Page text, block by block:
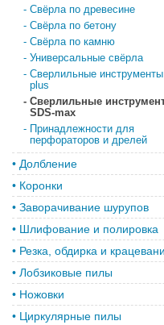
- Свёрла по древесине
- Свёрла по бетону
- Свёрла по камню
- Универсальные свёрла
- Сверлильные
plus
- Сверлильные
SDS-max
- Принадлежности для
перфораторов и дрелей
• Долбление
• Коронки
• Заворачивание шурупов
• Шлифование и полировка
• Резка, обдирка и
• Лобзиковые пилы
• Ножовки
• Циркулярные пилы